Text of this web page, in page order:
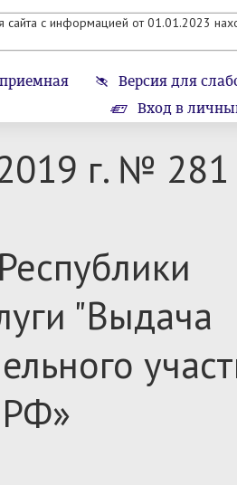
сайта с информацией от 01.01.2023
Версия для
Вход в
г. №
"Выдача
РФ»